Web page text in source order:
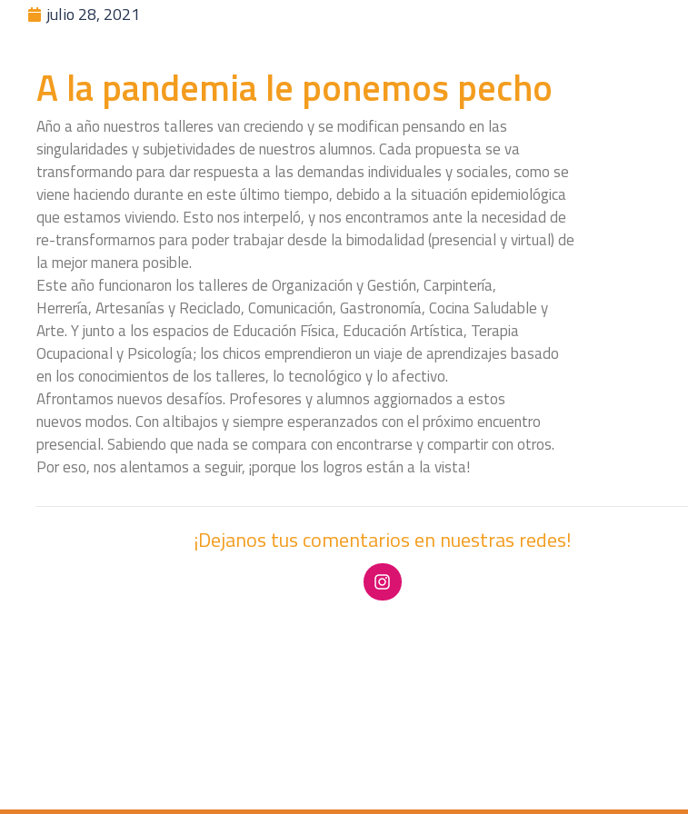
julio 28, 2021
A la pandemia le ponemos pecho
Año a año nuestros talleres van creciendo y se modifican pensando en las
singularidades y subjetividades de nuestros alumnos. Cada propuesta se va
transformando para dar respuesta a las demandas individuales y sociales, como se
viene haciendo durante en este último tiempo, debido a la situación epidemiológica
que estamos viviendo. Esto nos interpeló, y nos encontramos ante la necesidad de
re-transformarnos para poder trabajar desde la bimodalidad (presencial y virtual) de
la mejor manera posible.
Este año funcionaron los talleres de Organización y Gestión, Carpintería,
Herrería, Artesanías y Reciclado, Comunicación, Gastronomía, Cocina Saludable y
Arte. Y junto a los espacios de Educación Física, Educación Artística, Terapia
Ocupacional y Psicología; los chicos emprendieron un viaje de aprendizajes basado
en los conocimientos de los talleres, lo tecnológico y lo afectivo.
Afrontamos nuevos desafíos. Profesores y alumnos aggiornados a estos
nuevos modos. Con altibajos y siempre esperanzados con el próximo encuentro
presencial. Sabiendo que nada se compara con encontrarse y compartir con otros.
Por eso, nos alentamos a seguir, ¡porque los logros están a la vista!
¡Dejanos tus comentarios en nuestras redes!